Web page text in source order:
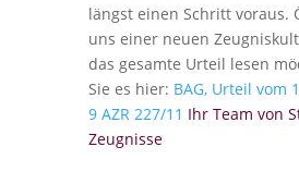
längst einen Schritt voraus.
uns einer neuen
das gesamte Urteil lesen
Sie es hier: BAG, Urteil vom
9 AZR 227/11 Ihr Team von
Zeugnisse